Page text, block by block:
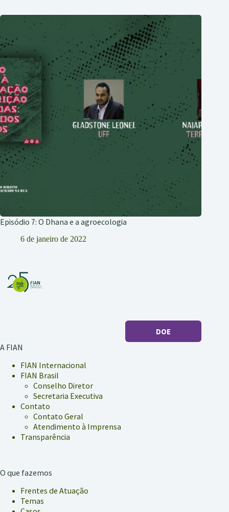
Episódio 7: O Dhana e a agroecologia
6 de janeiro de 2022
DOE
A FIAN
FIAN Internacional
FIAN Brasil
Conselho Diretor
Secretaria Executiva
Contato
Contato Geral
Atendimento à Imprensa
Transparência
O que fazemos
Frentes de Atuação
Temas